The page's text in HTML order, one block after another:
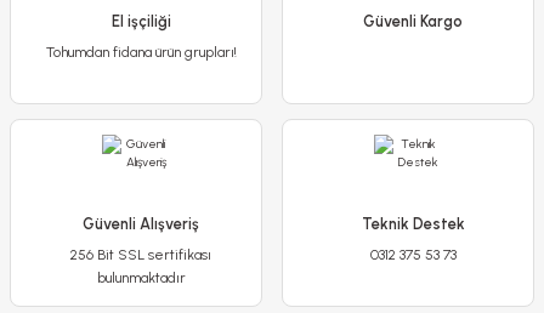
Stokta Yok
El işçiliği
Tohumdan fidana ürün grupları!
Güvenli Kargo
Güvenli Alışveriş
256 Bit SSL sertifikası
bulunmaktadır
Teknik Destek
0312 375 53 73